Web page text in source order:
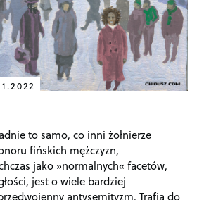
to samo, co inni żołnierze
fińskich mężczyzn,
jako »normalnych« facetów,
jest o wiele bardziej
antysemityzm. Trafia do